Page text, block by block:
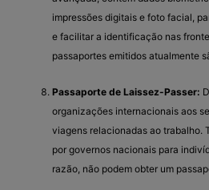
impressões digitais e foto facial,
e facilitar a identificação nas
passaportes emitidos atualmente
Passaporte de Laissez-Passer:
organizações internacionais aos
viagens relacionadas ao trabalho.
por governos nacionais para
razão, não podem obter um